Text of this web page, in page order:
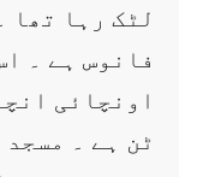
لٹک رہا تھا
فانوس ہے ۔
اونچائی
ٹن ہے ۔